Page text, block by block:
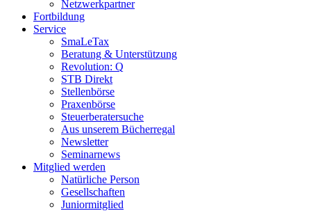
Netzwerkpartner
Fortbildung
Service
SmaLeTax
Beratung & Unterstützung
Revolution: Q
STB Direkt
Stellenbörse
Praxenbörse
Steuerberatersuche
Aus unserem Bücherregal
Newsletter
Seminarnews
Mitglied werden
Natürliche Person
Gesellschaften
Juniormitglied